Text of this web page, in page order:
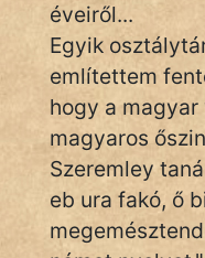
Mitológia
Monda
Novella
És
Elbeszélés
Regény
éveiről...
Egyik
említettem
hogy a
magyaros
Szeremley
eb ura fakó, ő